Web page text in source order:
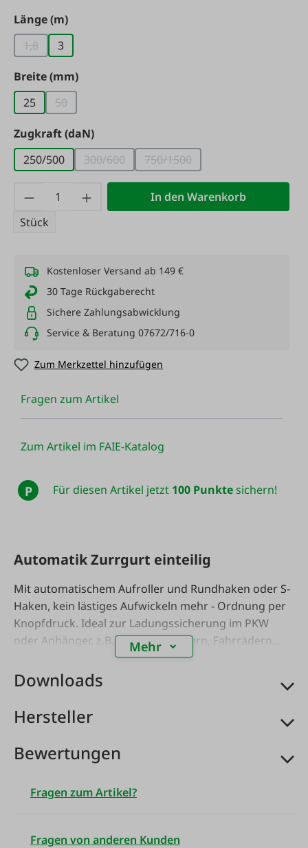
Länge (m)auswählen
1,8(Diese Option ist zurzeit nicht verfügbar.)
3
Breite (mm)auswählen
25
50(Diese Option ist zurzeit nicht verfügbar.)
Zugkraft (daN)auswählen
250/500
300/600(Diese Option ist zurzeit nicht verfügbar.)
750/1500(Diese Option ist zurzeit nicht
Produkt Anzahl: Gib den gewünschten
Stück
In den Warenkorb
Kostenloser Versand ab 149 €
30 Tage Rückgaberecht
Sichere Zahlungsabwicklung
Service & Beratung 07672/716-0
Zum Merkzettel hinzufügen
Fragen zum Artikel
Zum Artikel im FAIE-Katalog
P Für diesen Artikel jetzt 100 Punktesichern!
Automatik Zurrgurt einteilig
Mit automatischem Aufroller und Rundhaken oder S-
Haken, kein lästiges Aufwickeln mehr - Ordnung per
Knopfdruck. Ideal zur Ladungssicherung im PKW
oder Anhänger, z.B. von Motorrädern, Fahrrädern
Mehr
Downloads
Hersteller
Bewertungen
Fragen zum Artikel?
Fragen von anderen Kunden